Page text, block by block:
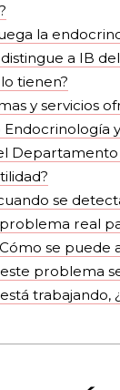
la
a IB
tienen?
y servicios
Departamento
se
real
se puede
problema
trabajando,